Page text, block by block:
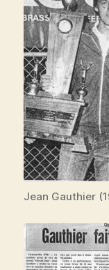
Jean Gauthier